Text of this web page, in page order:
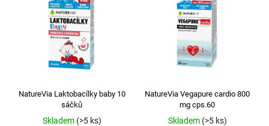
Najdrahšie
Abecedne
NatureVia Laktobacílky baby 10
sáčků
Skladem (>5 ks)
NatureVia Vegapure cardio 800
mg cps.60
Skladem (>5 ks)